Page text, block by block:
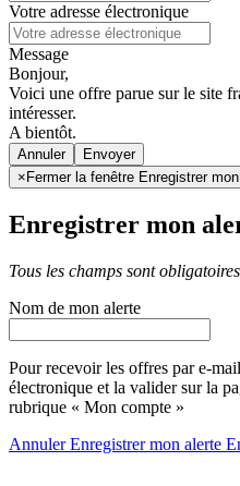
Votre adresse électronique
Message
Bonjour,
Voici une offre parue sur le site
intéresser.
A bientôt.
Annuler
× Fermer la fenêtre Enregistrer
Enregistrer mon
Tous les champs sont obligatoires
Nom de mon alerte
Pour recevoir les offres par e-
électronique et la valider sur la
rubrique « Mon compte »
AnnulerEnregistrer mon alerte